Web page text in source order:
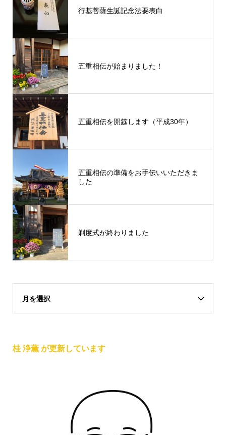
行基菩薩生誕記念法要表白
五重相伝が始まりました！
五重相伝を開筵します（平成30年）
五重相伝の準備をお手伝いいただきま
した
剃度式が終わりました
月を選択
桂 浄薫 が更新しています